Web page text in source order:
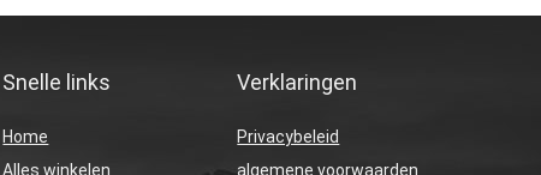
Snelle links
Home
Alles winkelen
Verklaringen
Privacybeleid
algemene voorwaarden